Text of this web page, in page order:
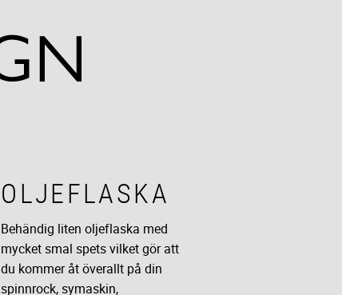
OLJEFLASKA
Behändig liten oljeflaska med
mycket smal spets vilket gör att
du kommer åt överallt på din
spinnrock, symaskin,